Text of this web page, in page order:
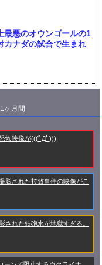
最悪のオウンゴールの1
カナダの試合で生まれ
1ヶ月間
怖映像が(((ﾟДﾟ)))
影された拉致事件の映像がこ
された鉄砲水が地獄すぎる。